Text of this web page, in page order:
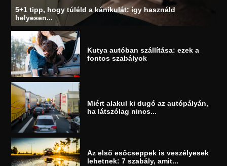
5+1 tipp, hogy túléld a kánikulát: így használd
helyesen...
Kutya autóban szállítása: ezek a
fontos szabályok
Miért alakul ki dugó az autópályán,
ha látszólag nincs...
Az első esőcseppek is veszélyesek
lehetnek: 7 szabály, amit...